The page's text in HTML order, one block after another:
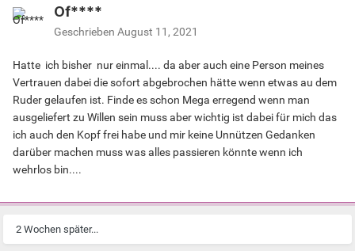
Of****
Geschrieben August 11, 2021
Hatte ich bisher nur einmal.... da aber auch eine Person meines
Vertrauen dabei die sofort abgebrochen hätte wenn etwas au dem
Ruder gelaufen ist. Finde es schon Mega erregend wenn man
ausgeliefert zu Willen sein muss aber wichtig ist dabei für mich das
ich auch den Kopf frei habe und mir keine Unnützen Gedanken
darüber machen muss was alles passieren könnte wenn ich
wehrlos bin....
2 Wochen später...